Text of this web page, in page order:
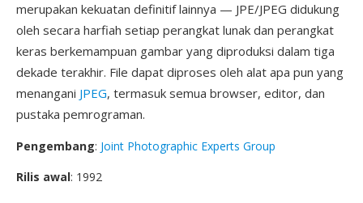
merupakan kekuatan definitif lainnya — JPE/JPEG didukung
oleh secara harfiah setiap perangkat lunak dan perangkat
keras berkemampuan gambar yang diproduksi dalam tiga
dekade terakhir. File dapat diproses oleh alat apa pun yang
menangani JPEG, termasuk semua browser, editor, dan
pustaka pemrograman.
Pengembang: Joint Photographic Experts Group
Rilis awal: 1992